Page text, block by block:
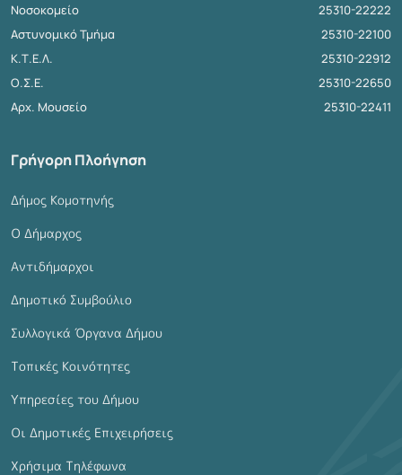
Νοσοκομείο
25310-22222
Αστυνομικό Τμήμα
25310-22100
Κ.Τ.Ε.Λ.
25310-22912
Ο.Σ.Ε.
25310-22650
Αρχ. Μουσείο
25310-22411
Γρήγορη Πλοήγηση
Δήμος Κομοτηνής
Ο Δήμαρχος
Αντιδήμαρχοι
Δημοτικό Συμβούλιο
Συλλογικά Όργανα Δήμου
Τοπικές Κοινότητες
Υπηρεσίες του Δήμου
Οι Δημοτικές Επιχειρήσεις
Χρήσιμα Τηλέφωνα